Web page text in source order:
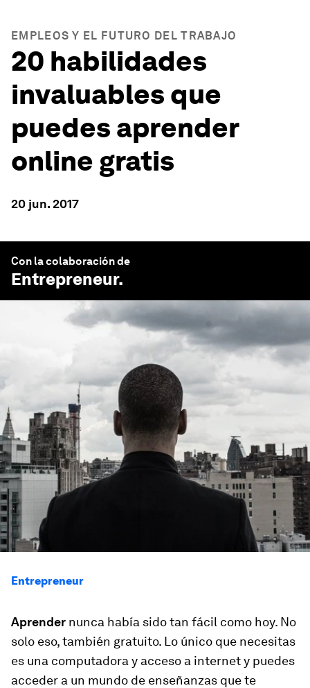
EMPLEOS Y EL FUTURO DEL TRABAJO
20 habilidades
invaluables que
puedes aprender
online gratis
20 jun. 2017
Con la colaboración de
Entrepreneur.
Entrepreneur
Aprender nunca había sido tan fácil como hoy. No
solo eso, también gratuito. Lo único que necesitas
es una computadora y acceso a internet y puedes
acceder a un mundo de enseñanzas que te